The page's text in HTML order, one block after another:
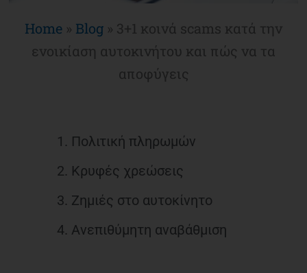
Home » Blog » 3+1 κοινά scams κατά την
ενοικίαση αυτοκινήτου και πώς να τα
αποφύγεις
1. Πολιτική πληρωμών
2. Κρυφές χρεώσεις
3. Ζημιές στο αυτοκίνητο
4. Ανεπιθύμητη αναβάθμιση